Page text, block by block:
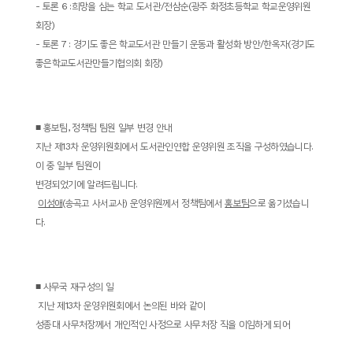
- 토론 6 :희망을 심는 학교 도서관/전삼순(광주 화정초등학교 학교운영위원
회장)
- 토론 7 : 경기도 좋은 학교도서관 만들기 운동과 활성화 방안/한옥자(경기도
좋은학교도서관만들기협의회 회장)
■ 홍보팀, 정책팀 팀원 일부 변경 안내
지난 제13차 운영위원회에서 도서관인연합 운영위원 조직을 구성하였습니다.
이 중 일부 팀원이
변경되었기에 알려드립니다.
이성애(송곡고 사서교사)운영위원께서 정책팀에서홍보팀으로 옮기셨습니
다.
■ 사무국 재구성의 일
지난 제 13차 운영위원회에서 논의된 바와 같이
성종대 사무처장께서 개인적인 사정으로 사무처장 직을 이임하게 되어